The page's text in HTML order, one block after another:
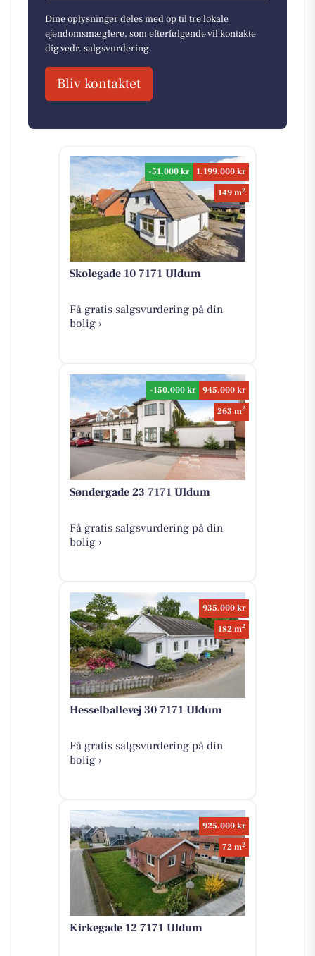
Dine oplysninger deles med op til tre lokale
ejendomsmæglere, som efterfølgende vil kontakte
dig vedr. salgsvurdering.
Bliv kontaktet
-51.000 kr
1.199.000 kr
149 m2
Skolegade 10 7171 Uldum
Få gratis salgsvurdering på din
bolig ›
-150.000 kr
945.000 kr
263 m2
Søndergade 23 7171 Uldum
Få gratis salgsvurdering på din
bolig ›
935.000 kr
182 m2
Hesselballevej 30 7171 Uldum
Få gratis salgsvurdering på din
bolig ›
925.000 kr
72 m2
Kirkegade 12 7171 Uldum